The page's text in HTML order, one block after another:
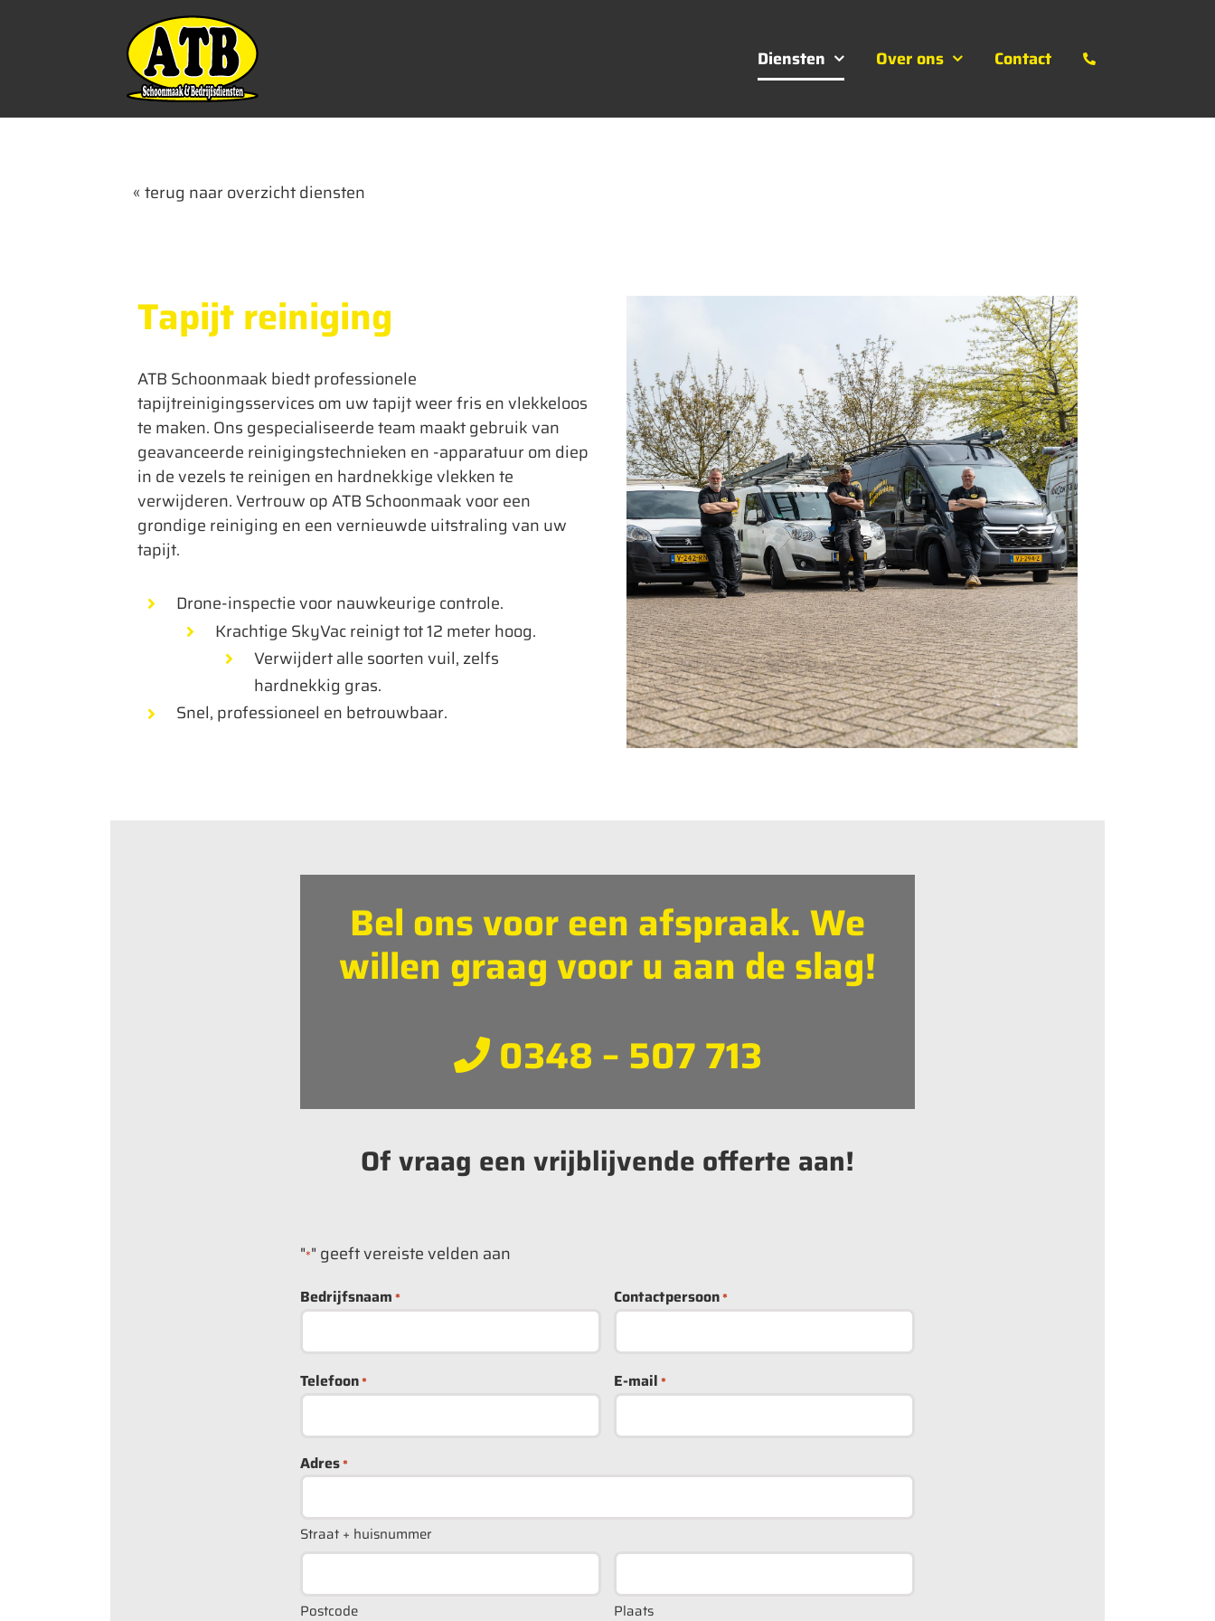
Diensten Over ons Contact
« terug naar overzicht diensten
Tapijt reiniging
ATB Schoonmaak biedt professionele
tapijtreinigingsservices om uw tapijt weer fris en vlekkeloos
te maken. Ons gespecialiseerde team maakt gebruik van
geavanceerde reinigingstechnieken en -apparatuur om diep
in de vezels te reinigen en hardnekkige vlekken te
verwijderen. Vertrouw op ATB Schoonmaak voor een
grondige reiniging en een vernieuwde uitstraling van uw
tapijt.
Drone-inspectie voor nauwkeurige controle.
Krachtige SkyVac reinigt tot 12 meter hoog.
Verwijdert alle soorten vuil, zelfs
hardnekkig gras.
Snel, professioneel en betrouwbaar.
Bel ons voor een afspraak. We
willen graag voor u aan de slag!
0348 – 507 713
Of vraag een vrijblijvende offerte aan!
"*" geeft vereiste velden aan
Bedrijfsnaam * Contactpersoon*
Telefoon* E-mail*
Adres*
Straat + huisnummer
Postcode Plaats